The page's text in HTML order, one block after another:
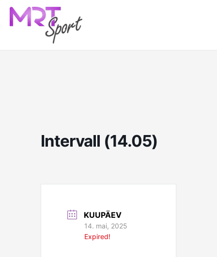
content
Intervall (14.05)
KUUPÄEV
14. mai, 2025
Expired!